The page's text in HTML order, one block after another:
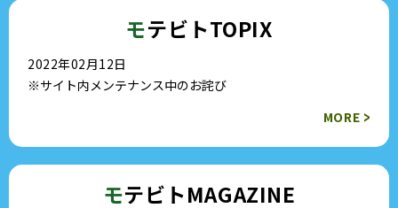
モテビトTOPIX
2022年02月12日
※サイト内メンテナンス中のお詫び
MORE >
モテビトMAGAZINE